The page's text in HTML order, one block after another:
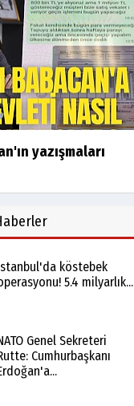
yazışmaları
köstebek
5.4 milyarlık...
Genel Sekreteri
Cumhurbaşkanı